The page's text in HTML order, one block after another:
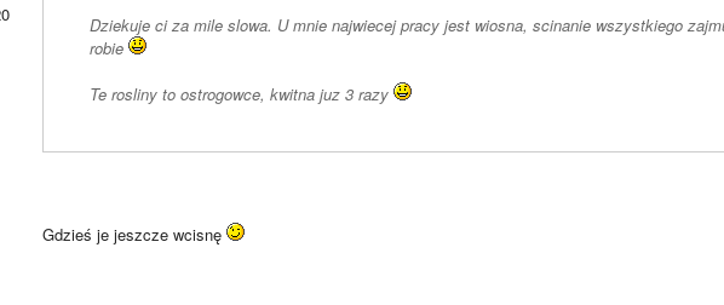
Dziekuje ci za mile slowa. U mnie najwiecej pracy jest wiosna, scinanie wszystkiego
robie
Te rosliny to ostrogowce, kwitna juz 3 razy
Gdzieś je jeszcze wcisnę